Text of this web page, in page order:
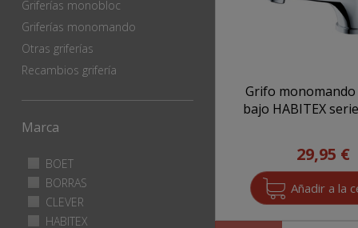
Griferías monobloc
Griferías monomando
Otras griferías
Recambios grifería
Marca
Apply BOET filter
BOETApply
BOET
filter
Apply BORRAS filter
BORRAS
filter
Apply CLEVER filter
CLEVER
CLEVER
Apply HABITEX filter
HABITEX
Grifo monomando
bajo HABITEX
29,95 €